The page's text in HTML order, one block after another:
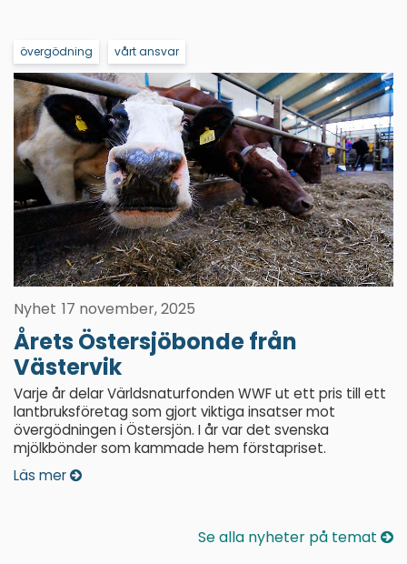
övergödning vårt ansvar
Nyhet 17 november, 2025
Årets Östersjöbonde från
Västervik
Varje år delar Världsnaturfonden WWF ut ett pris till ett
lantbruksföretag som gjort viktiga insatser mot
övergödningen i Östersjön. I år var det svenska
mjölkbönder som kammade hem förstapriset.
Läs mer
Se alla nyheter på temat